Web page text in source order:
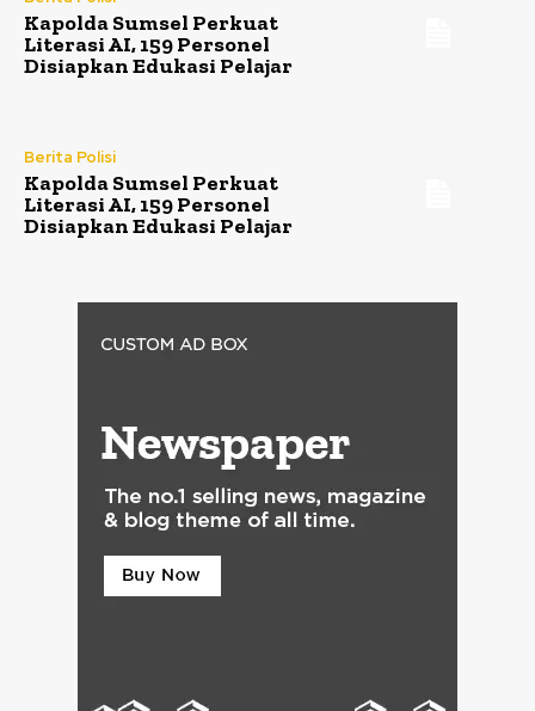
Kapolda Sumsel Perkuat
Literasi AI, 159 Personel
Disiapkan Edukasi Pelajar
Berita Polisi
Kapolda Sumsel Perkuat
Literasi AI, 159 Personel
Disiapkan Edukasi Pelajar